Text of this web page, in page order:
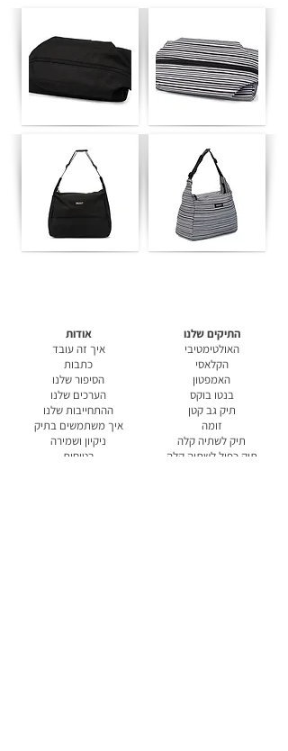
אודות
איך זה עובד
כתבות
הסיפור שלנו
הערכים שלנו
ההתחייבות שלנו
איך משתמשים בתיק
ניקיון ושמירה
בטיחות
התיקים שלנו
האולטימטיבי
הקלאסי
האמפטון
בנטו בוקס
תיק גב קטן
זומה
תיק לשתיה קלה
תיק כפול לשתיה קלה